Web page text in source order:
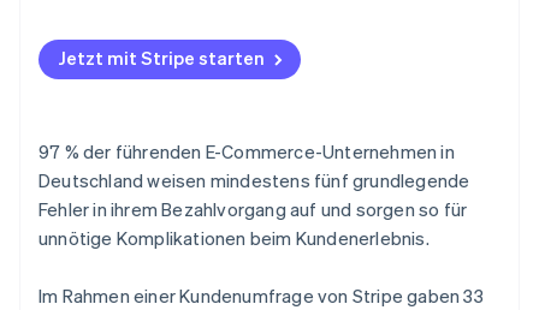
Jetzt mit Stripe starten
97 % der führenden E-Commerce-Unternehmen in
Deutschland weisen mindestens fünf grundlegende
Fehler in ihrem Bezahlvorgang auf und sorgen so für
unnötige Komplikationen beim Kundenerlebnis.
Im Rahmen einer Kundenumfrage von Stripe gaben 33